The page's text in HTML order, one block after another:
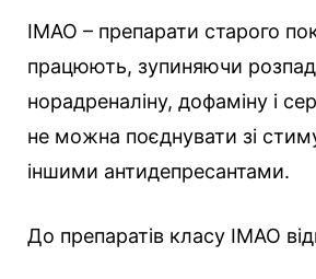
ІМАО – препарати старого
працюють, зупиняючи розпад
норадреналіну, дофаміну і
не можна поєднувати зі
іншими антидепресантами.
До препаратів класу ІМАО